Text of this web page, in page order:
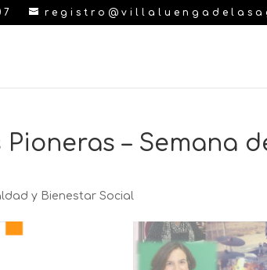
Pioneras – Semana
y Bienestar Social